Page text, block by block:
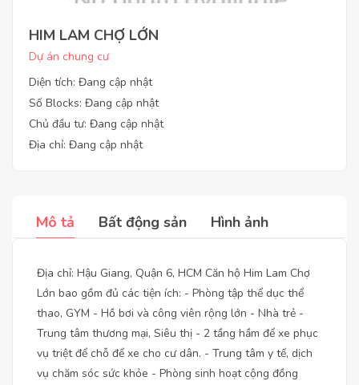
HIM LAM CHỢ LỚN
Dự án chung cư
Diện tích: Đang cập nhật
Số Blocks: Đang cập nhật
Chủ đầu tư: Đang cập nhật
Địa chỉ: Đang cập nhật
Mô tả Bất động sản Hình ảnh
Địa chỉ: Hậu Giang, Quận 6, HCM Căn hộ Him Lam Chợ
Lớn bao gồm đủ các tiện ích: - Phòng tập thể dục thể
thao, GYM - Hồ bơi và công viên rộng lớn - Nhà trẻ -
Trung tâm thương mại, Siêu thị - 2 tầng hầm để xe phục
vụ triệt để chỗ để xe cho cư dân. - Trung tâm y tế, dịch
vụ chăm sóc sức khỏe - Phòng sinh hoạt cộng đồng